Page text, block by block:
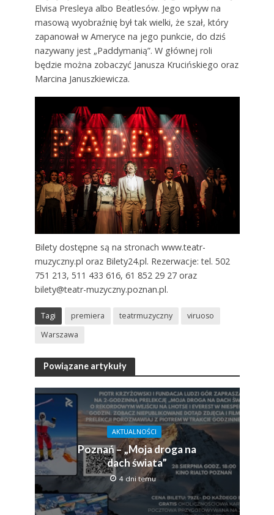
Elvisa Presleya albo Beatlesów. Jego wpływ na
masową wyobraźnię był tak wielki, że szał, który
zapanował w Ameryce na jego punkcie, do dziś
nazywany jest „Paddymanią”. W głównej roli
będzie można zobaczyć Janusza Krucińskiego oraz
Marcina Januszkiewicza.
Bilety dostępne są na stronach www.teatr-
muzyczny.pl oraz Bilety24.pl. Rezerwacje: tel. 502
751 213, 511 433 616, 61 852 29 27 oraz
bilety@teatr-muzyczny.poznan.pl.
Tagi premiera teatrmuzyczny
viruoso
Warszawa
Powiązane artykuły
AKTUALNOŚCI
Poznań – „Moja droga na
dach świata”
4 dni temu